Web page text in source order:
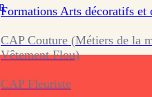
Formations Arts décoratifs et
CAP Couture (Métiers de la
Vêtement Flou)
CAP Fleuriste